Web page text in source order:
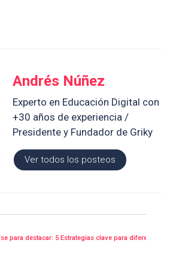
Andrés Núñez
Experto en Educación Digital con
+30 años de experiencia /
Presidente y Fundador de Griky
Ver todos los posteos
para destacar: 5 Estrategias clave para diferenciar tu